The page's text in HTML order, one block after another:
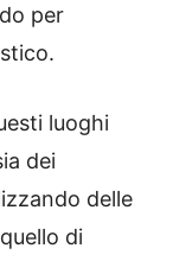
per
luoghi
dei
delle
di